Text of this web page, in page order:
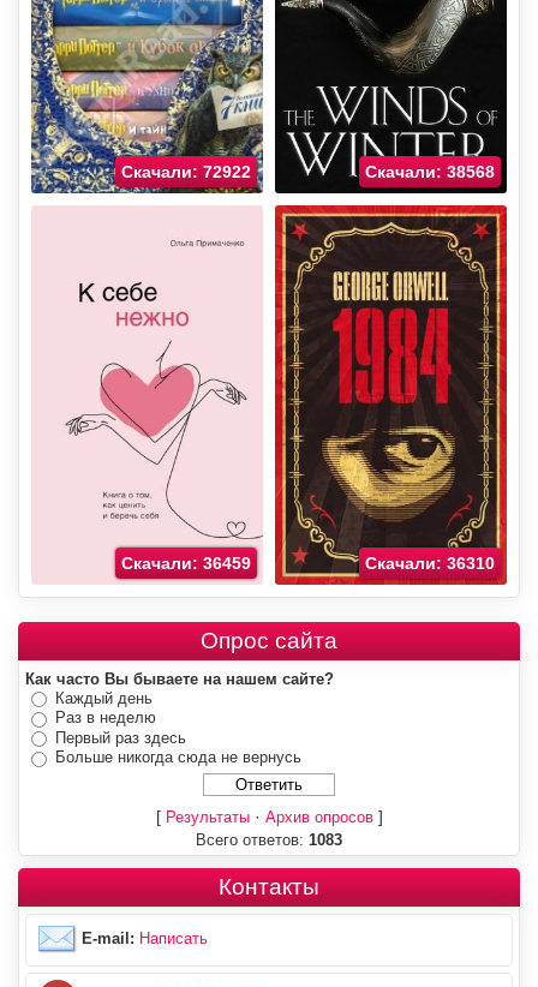
Скачали: 72922 Скачали: 38568
Скачали: 36459 Скачали: 36310
Опрос сайта
Как часто Вы бываете на нашем сайте?
Каждый день
Раз в неделю
Первый раз здесь
Больше никогда сюда не вернусь
[ Результаты· Архив опросов]
Всего ответов: 1083
Контакты
E-mail: Написать